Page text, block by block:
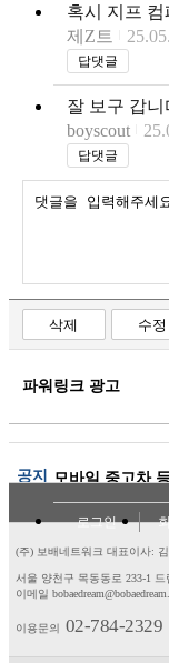
혹시 지프
제Z트
답댓글
잘 보구 갑니
boyscout
답댓글
삭제 수정
파워링크 광고
공지 모바일 중고차
로그인
(주) 보배네트워크 대표이사:
서울 양천구 목동동로 233-1 드
이메일
이용문의 02-784-2329